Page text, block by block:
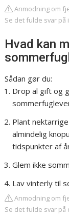
Anmodning om
Se det fulde svar på
Hvad kan
Sådan gør du:
Drop al gift og
Plant
almindelig
tidspunkter af
Glem ikke
Lav vinterly til
Anmodning om
Se det fulde svar på